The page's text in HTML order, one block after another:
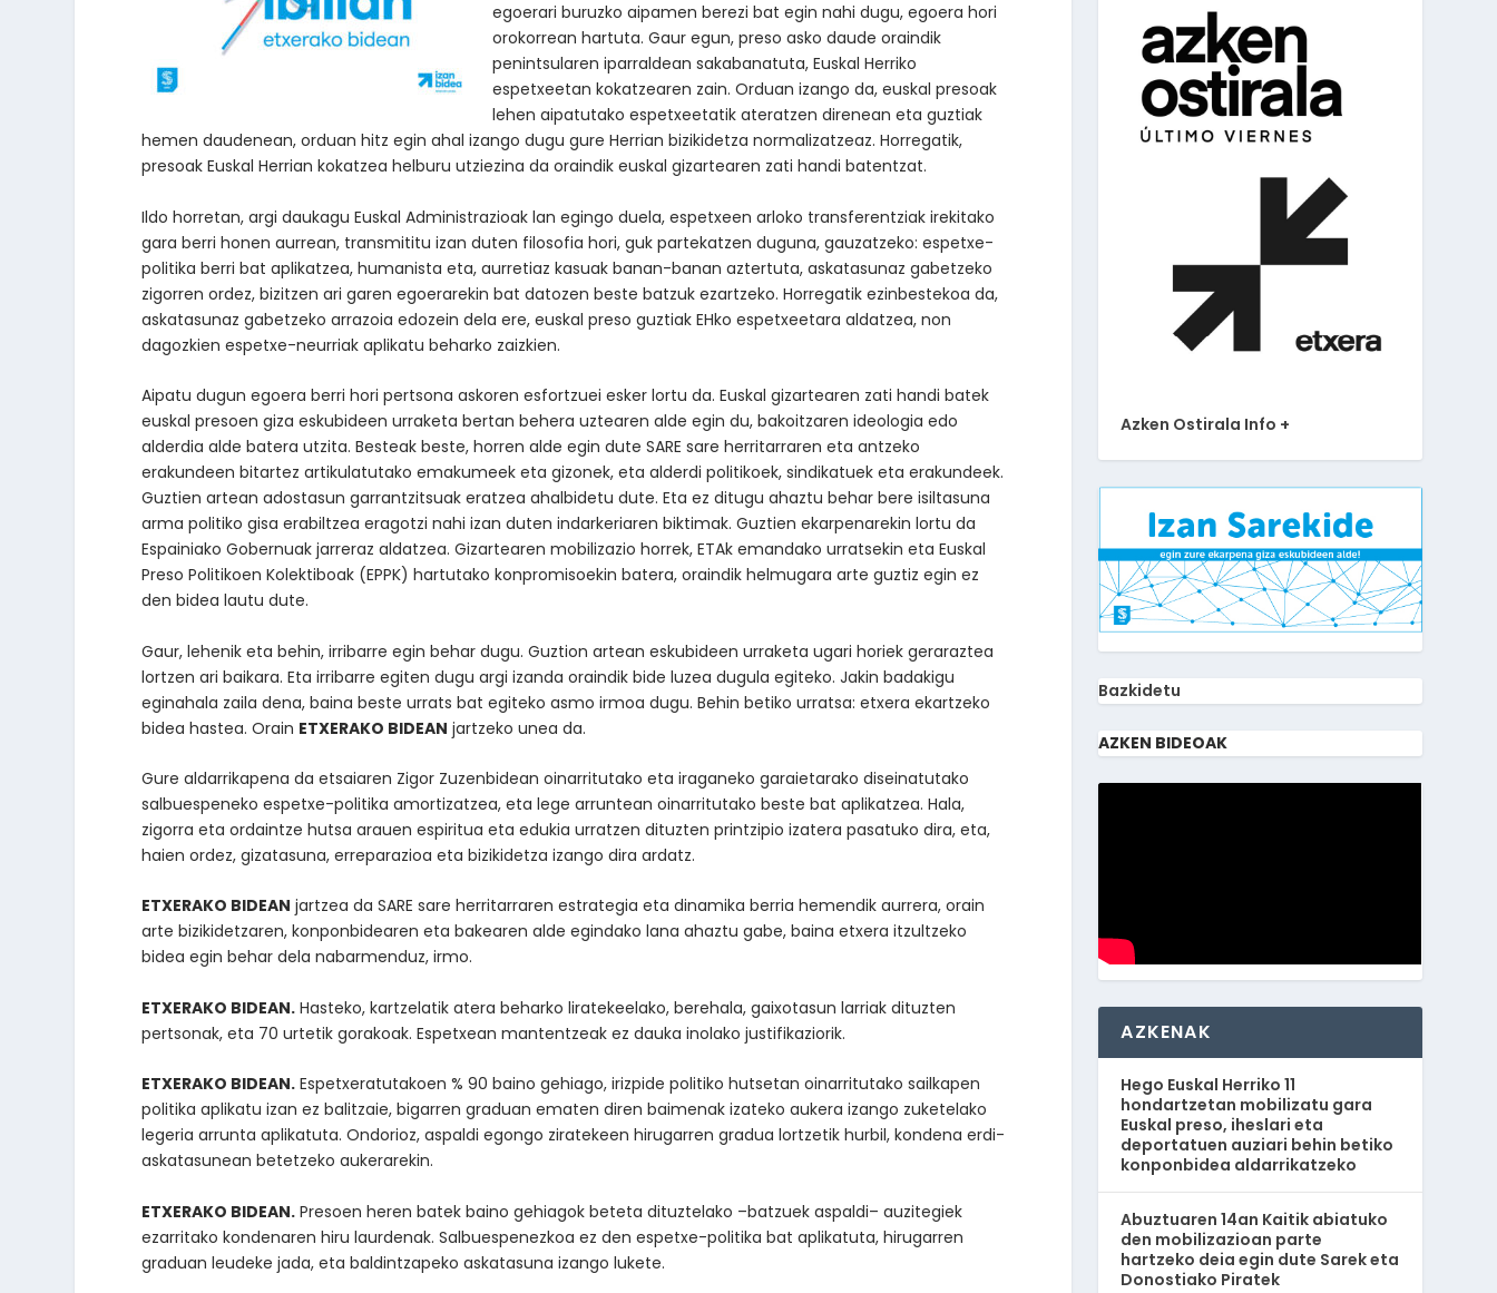
egoerari buruzko aipamen berezi bat egin nahi dugu, egoera hori
orokorrean hartuta. Gaur egun, preso asko daude oraindik
penintsularen iparraldean sakabanatuta, Euskal Herriko
espetxeetan kokatzearen zain. Orduan izango da, euskal presoak
lehen aipatutako espetxeetatik ateratzen direnean eta guztiak
hemen daudenean, orduan hitz egin ahal izango dugu gure Herrian bizikidetza normalizatzeaz. Horregatik,
presoak Euskal Herrian kokatzea helburu utziezina da oraindik euskal gizartearen zati handi batentzat.
Ildo horretan, argi daukagu Euskal Administrazioak lan egingo duela, espetxeen arloko transferentziak irekitako
gara berri honen aurrean, transmititu izan duten filosofia hori, guk partekatzen duguna, gauzatzeko: espetxe-
politika berri bat aplikatzea, humanista eta, aurretiaz kasuak banan-banan aztertuta, askatasunaz gabetzeko
zigorren ordez, bizitzen ari garen egoerarekin bat datozen beste batzuk ezartzeko. Horregatik ezinbestekoa da,
askatasunaz gabetzeko arrazoia edozein dela ere, euskal preso guztiak EHko espetxeetara aldatzea, non
dagozkien espetxe-neurriak aplikatu beharko zaizkien.
Aipatu dugun egoera berri hori pertsona askoren esfortzuei esker lortu da. Euskal gizartearen zati handi batek
euskal presoen giza eskubideen urraketa bertan behera uztearen alde egin du, bakoitzaren ideologia edo
alderdia alde batera utzita. Besteak beste, horren alde egin dute SARE sare herritarraren eta antzeko
erakundeen bitartez artikulatutako emakumeek eta gizonek, eta alderdi politikoek, sindikatuek eta erakundeek.
Guztien artean adostasun garrantzitsuak eratzea ahalbidetu dute. Eta ez ditugu ahaztu behar bere isiltasuna
arma politiko gisa erabiltzea eragotzi nahi izan duten indarkeriaren biktimak. Guztien ekarpenarekin lortu da
Espainiako Gobernuak jarreraz aldatzea. Gizartearen mobilizazio horrek, ETAk emandako urratsekin eta Euskal
Preso Politikoen Kolektiboak (EPPK) hartutako konpromisoekin batera, oraindik helmugara arte guztiz egin ez
den bidea lautu dute.
Gaur, lehenik eta behin, irribarre egin behar dugu. Guztion artean eskubideen urraketa ugari horiek geraraztea
lortzen ari baikara. Eta irribarre egiten dugu argi izanda oraindik bide luzea dugula egiteko. Jakin badakigu
eginahala zaila dena, baina beste urrats bat egiteko asmo irmoa dugu. Behin betiko urratsa: etxera ekartzeko
bidea hastea. Orain ETXERAKO BIDEAN jartzeko unea da.
Gure aldarrikapena da etsaiaren Zigor Zuzenbidean oinarritutako eta iraganeko garaietarako diseinatutako
salbuespeneko espetxe-politika amortizatzea, eta lege arruntean oinarritutako beste bat aplikatzea. Hala,
zigorra eta ordaintze hutsa arauen espiritua eta edukia urratzen dituzten printzipio izatera pasatuko dira, eta,
haien ordez, gizatasuna, erreparazioa eta bizikidetza izango dira ardatz.
ETXERAKO BIDEAN jartzea da SARE sare herritarraren estrategia eta dinamika berria hemendik aurrera, orain
arte bizikidetzaren, konponbidearen eta bakearen alde egindako lana ahaztu gabe, baina etxera itzultzeko
bidea egin behar dela nabarmenduz, irmo.
ETXERAKO BIDEAN. Hasteko, kartzelatik atera beharko liratekeelako, berehala, gaixotasun larriak dituzten
pertsonak, eta 70 urtetik gorakoak. Espetxean mantentzeak ez dauka inolako justifikaziorik.
ETXERAKO BIDEAN. Espetxeratutakoen % 90 baino gehiago, irizpide politiko hutsetan oinarritutako sailkapen
politika aplikatu izan ez balitzaie, bigarren graduan ematen diren baimenak izateko aukera izango zuketelako
legeria arrunta aplikatuta. Ondorioz, aspaldi egongo ziratekeen hirugarren gradua lortzetik hurbil, kondena erdi-
askatasunean betetzeko aukerarekin.
ETXERAKO BIDEAN. Presoen heren batek baino gehiagok beteta dituztelako –batzuek aspaldi– auzitegiek
ezarritako kondenaren hiru laurdenak. Salbuespenezkoa ez den espetxe-politika bat aplikatuta, hirugarren
graduan leudeke jada, eta baldintzapeko askatasuna izango lukete.
Azken Ostirala Info +
Bazkidetu
AZKEN BIDEOAK
AZKENAK
Hego Euskal Herriko 11
hondartzetan mobilizatu gara
Euskal preso, iheslari eta
deportatuen auziari behin betiko
konponbidea aldarrikatzeko
Abuztuaren 14an Kaitik abiatuko
den mobilizazioan parte
hartzeko deia egin dute Sarek eta
Donostiako Piratek